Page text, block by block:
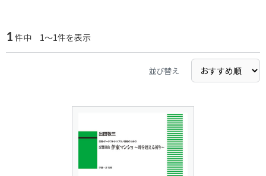
1 件中 1～1件を表示
並び替え